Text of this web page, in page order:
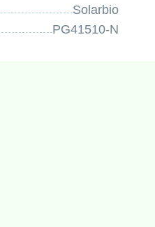
Solarbio
PG41510-N